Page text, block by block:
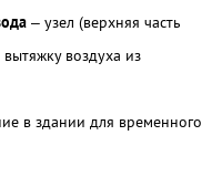
– узел (верхняя часть
воздуха из
в здании для временного